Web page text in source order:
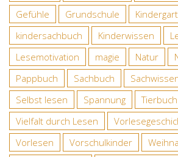
Gefühle
Grundschule
kindersachbuch
Kinderwissen
Lesemotivation
magie Natur
Pappbuch
Sachbuch
Selbst lesen
Spannung Tierbuch
Vielfalt durch Lesen
Vorlesen
Vorschulkinder